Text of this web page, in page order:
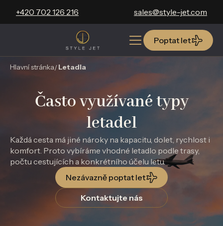
+420 702 126 216 sales@style-jet.com
Poptat let
Hlavní stránka Letadla
Poptat let
Často využívané typy
letadel
Každá cesta má jiné nároky na kapacitu, dolet, rychlost i
komfort. Proto vybíráme vhodné letadlo podle trasy,
počtu cestujících a konkrétního účelu letu.
Nezávazně poptat let
Kontaktujte nás